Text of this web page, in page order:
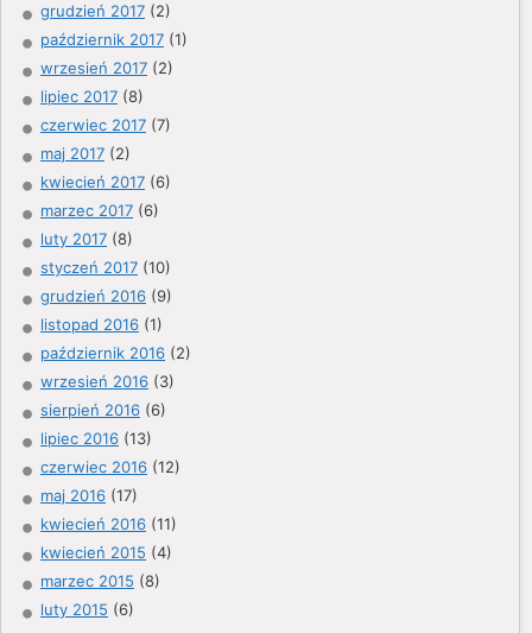
grudzień 2017 (2)
październik 2017 (1)
wrzesień 2017 (2)
lipiec 2017 (8)
czerwiec 2017 (7)
maj 2017 (2)
kwiecień 2017 (6)
marzec 2017 (6)
luty 2017 (8)
styczeń 2017 (10)
grudzień 2016 (9)
listopad 2016 (1)
październik 2016 (2)
wrzesień 2016 (3)
sierpień 2016 (6)
lipiec 2016 (13)
czerwiec 2016 (12)
maj 2016 (17)
kwiecień 2016 (11)
kwiecień 2015 (4)
marzec 2015 (8)
luty 2015 (6)